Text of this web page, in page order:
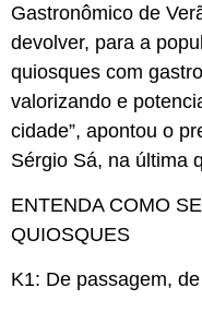
Gastronômico de
devolver, para a
quiosques com
valorizando e
cidade”, apontou o
Sérgio Sá, na última
ENTENDA COMO
QUIOSQUES
K1: De passagem,